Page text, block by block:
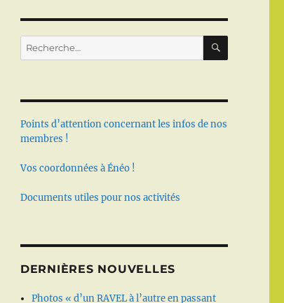
Recherche
pour :
Points d’attention concernant les infos de nos
membres !
Vos coordonnées à Énéo !
Documents utiles pour nos activités
DERNIÈRES NOUVELLES
Photos « d’un RAVEL à l’autre en passant